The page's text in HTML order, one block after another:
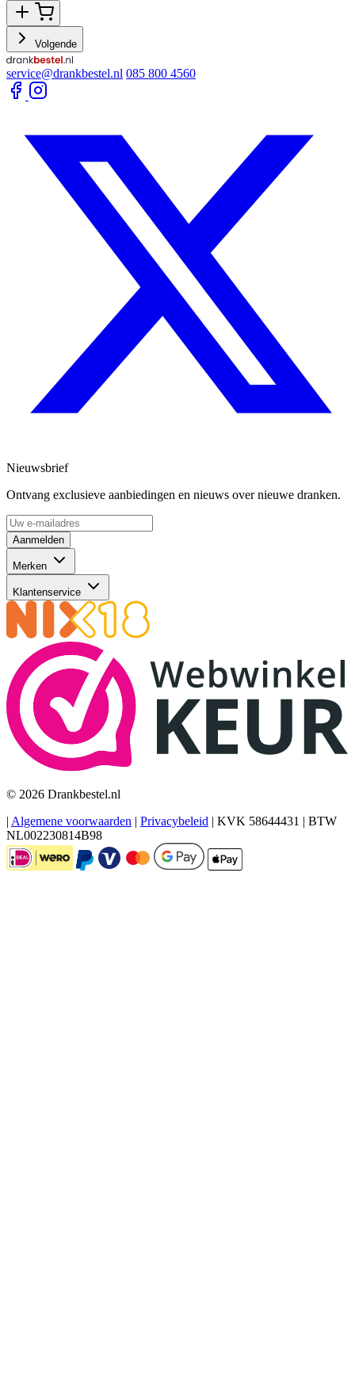
Volgende
service@drankbestel.nl 085 800 4560
Nieuwsbrief
Ontvang exclusieve aanbiedingen en nieuws over nieuwe dranken.
Aanmelden
Merken
Klantenservice
© 2026 Drankbestel.nl
| Algemene voorwaarden | Privacybeleid | KVK 58644431 | BTW
NL002230814B98